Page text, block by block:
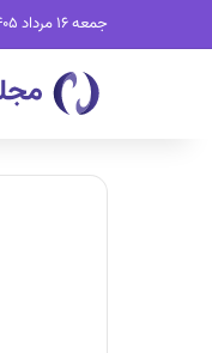
جمعه 16 مرداد 1405